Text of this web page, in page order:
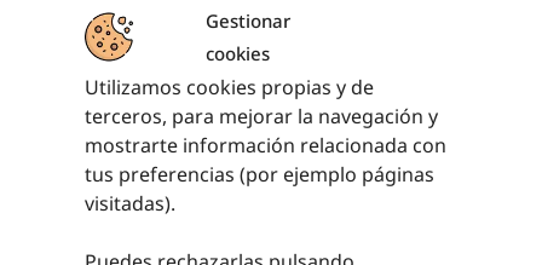
Gestionar
cookies
Utilizamos cookies propias y de
terceros, para mejorar la navegación y
mostrarte información relacionada con
tus preferencias (por ejemplo páginas
visitadas).
ESQUINAS DE
CAUCHO
7,87€ sin IVA (9,52€
iva incl.)
AÑADIR AL
MARCAS CÍRCULO
11,30€ sin IVA
(13,67€iva incl.)
AÑADIR AL